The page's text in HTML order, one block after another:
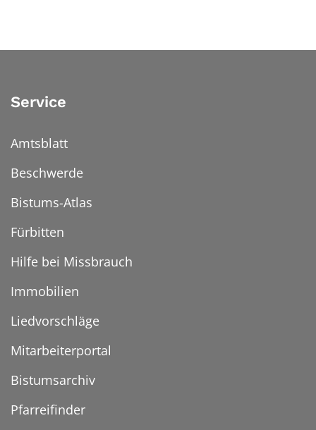
Service
Amtsblatt
Beschwerde
Bistums-Atlas
Fürbitten
Hilfe bei Missbrauch
Immobilien
Liedvorschläge
Mitarbeiterportal
Bistumsarchiv
Pfarreifinder